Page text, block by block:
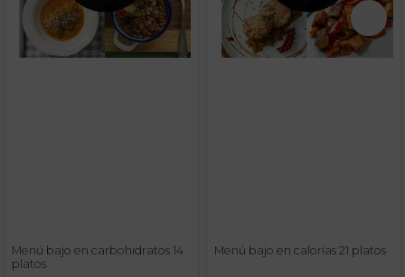
Menú bajo en carbohidratos 14
platos
Menú bajo en calorías 21 platos